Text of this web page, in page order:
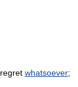
regret whatsoever;